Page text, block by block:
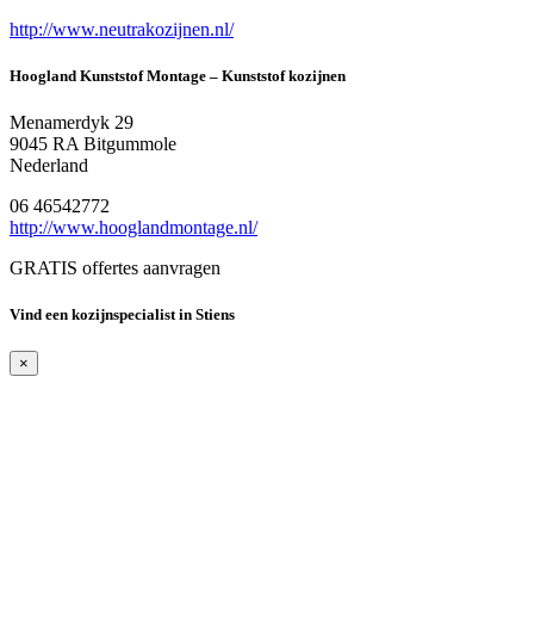
http://www.neutrakozijnen.nl/
Hoogland Kunststof Montage – Kunststof kozijnen
Menamerdyk 29
9045 RA Bitgummole
Nederland
06 46542772
http://www.hooglandmontage.nl/
GRATIS offertes aanvragen
Vind een kozijnspecialist in Stiens
×